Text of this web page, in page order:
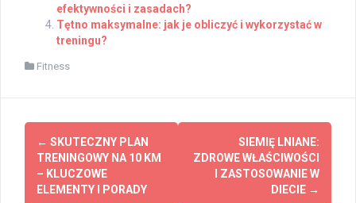
efektywności i zasadach?
Tętno maksymalne: jak je obliczyć i wykorzystać w
treningu?
Fitness
Post
navigation
← SKUTECZNY PLAN
TRENINGOWY NA 10 KM
– KLUCZOWE
ELEMENTY I PORADY
SIEMIĘ LNIANE:
ZDROWE WŁAŚCIWOŚCI
I ZASTOSOWANIE W
DIECIE →